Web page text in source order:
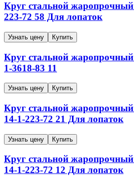
Круг стальной жаропрочный
223-72 58 Для лопаток
Узнать цену Купить
Круг стальной жаропрочный
1-3618-83 11
Узнать цену Купить
Круг стальной жаропрочный
14-1-223-72 21 Для лопаток
Узнать цену Купить
Круг стальной жаропрочный
14-1-223-72 12 Для лопаток